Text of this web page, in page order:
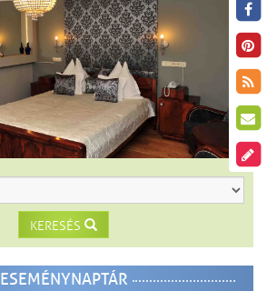
KERESÉS
ESEMÉNYNAPTÁR